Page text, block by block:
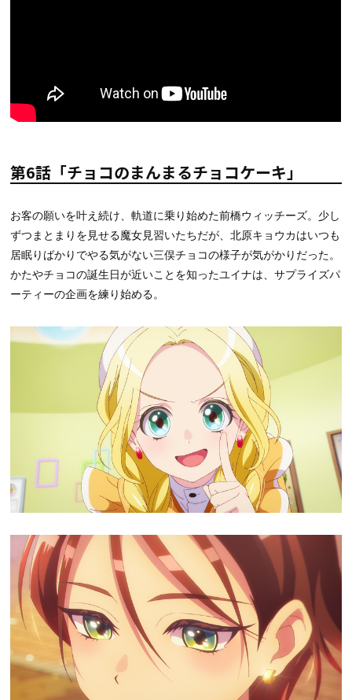
第6話「チョコのまんまるチョコケーキ」
お客の願いを叶え続け、軌道に乗り始めた前橋ウィッチーズ。少し
ずつまとまりを見せる魔女見習いたちだが、北原キョウカはいつも
居眠りばかりでやる気がない三俣チョコの様子が気がかりだった。
かたやチョコの誕生日が近いことを知ったユイナは、サプライズパ
ーティーの企画を練り始める。